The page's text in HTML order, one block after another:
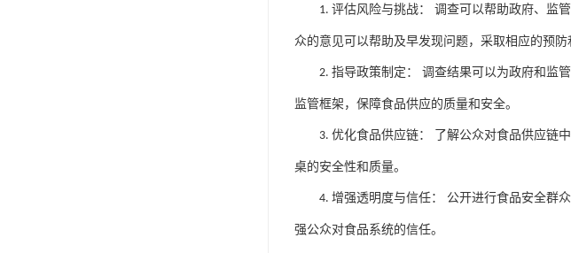
1. 评估风险与挑战： 调查可以帮助政府、监
众的意见可以帮助及早发现问题，采取相应的预防
2. 指导政策制定： 调查结果可以为政府和监
监管框架，保障食品供应的质量和安全。
3. 优化食品供应链： 了解公众对食品供应链
桌的安全性和质量。
4. 增强透明度与信任： 公开进行食品安全群
强公众对食品系统的信任。